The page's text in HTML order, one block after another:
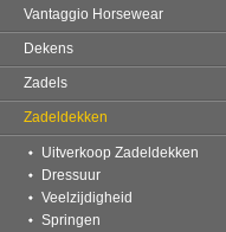
Vantaggio Horsewear
Dekens
Zadels
Zadeldekken
Uitverkoop Zadeldekken
Dressuur
Veelzijdigheid
Springen